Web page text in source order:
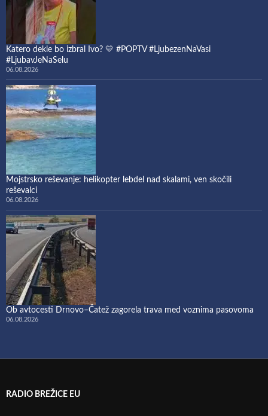
Katero dekle bo izbral Ivo? 💛 #POPTV #LjubezenNaVasi
#LjubavJeNaSelu
06.08.2026
Mojstrsko reševanje: helikopter lebdel nad skalami, ven skočili
reševalci
06.08.2026
Ob avtocesti Drnovo–Čatež zagorela trava med voznima pasovoma
06.08.2026
RADIO BREŽICE EU